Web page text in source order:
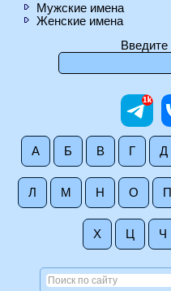
Мужские имена
Женские имена
Введите
А Б В Г Д
Л М Н О П
Х Ц Ч